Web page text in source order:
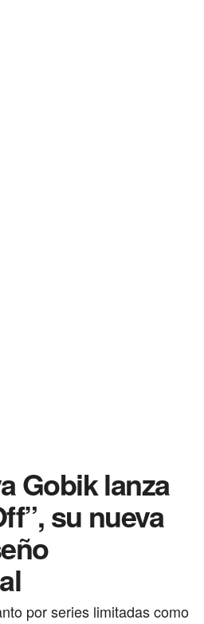
Gobik lanza
su nueva
por series limitadas como